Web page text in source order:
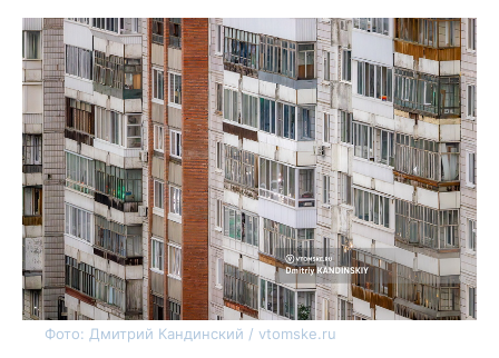
Фото: Дмитрий Кандинский / vtomske.ru